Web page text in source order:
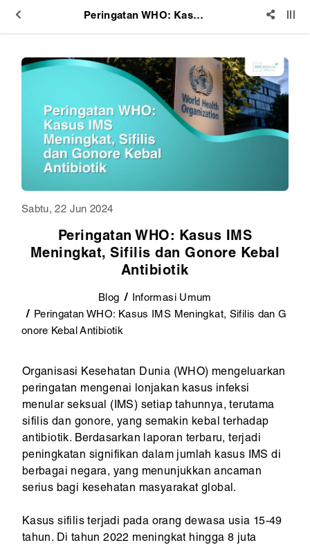
Peringatan WHO: Kasus IMS Meningkat, Sifilis dan Gonore Kebal Antibiotik
Sabtu, 22 Jun 2024
Peringatan WHO: Kasus IMS
Meningkat, Sifilis dan Gonore Kebal
Antibiotik
Blog
Informasi Umum
Peringatan WHO: Kasus IMS Meningkat, Sifilis dan G
onore Kebal Antibiotik
Organisasi Kesehatan Dunia (WHO) mengeluarkan
peringatan mengenai lonjakan kasus infeksi
menular seksual (IMS) setiap tahunnya, terutama
sifilis dan gonore, yang semakin kebal terhadap
antibiotik. Berdasarkan laporan terbaru, terjadi
peningkatan signifikan dalam jumlah kasus IMS di
berbagai negara, yang menunjukkan ancaman
serius bagi kesehatan masyarakat global.
Kasus sifilis terjadi pada orang dewasa usia 15-49
tahun. Di tahun 2022 meningkat hingga 8 juta